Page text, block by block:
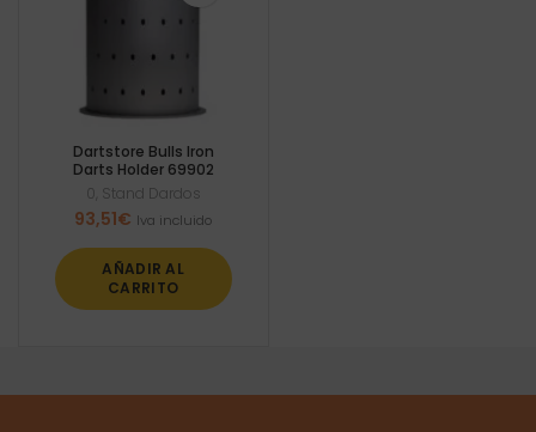
Dartstore Bulls Iron
Darts Holder 69902
0 Stand Dardos
93,51€ Iva incluido
AÑADIR AL
CARRITO